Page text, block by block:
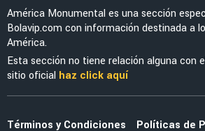
América Monumental es una sección
Bolavip.com con información destinada a
América.
Esta sección no tiene relación alguna con
sitio oficial haz click aquí
Términos y Condiciones
Políticas de